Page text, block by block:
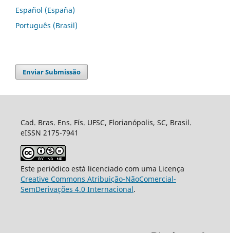
Español (España)
Português (Brasil)
Enviar Submissão
Cad. Bras. Ens. Fís. UFSC, Florianópolis, SC, Brasil.
eISSN 2175-7941
Este periódico está licenciado com uma Licença
Creative Commons Atribuição-NãoComercial-
SemDerivações 4.0 Internacional.